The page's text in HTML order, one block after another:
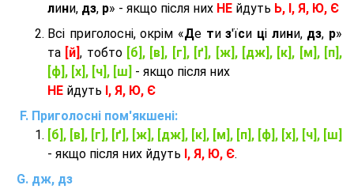
лини, дз, р» - якщо після них НЕ йдуть Ь, І, Я, Ю, Є
Всі приголосні, окрім «Де тиз'їси ці лини, дз, р»
та [й], тобто [б], [в], [г], [ґ], [ж], [дж], [к], [м], [п],
[ф], [х], [ч], [ш] - якщо після них
НЕ йдуть І, Я, Ю, Є
Приголосні пом'якшені:
[б], [в], [г], [ґ], [ж], [дж], [к], [м], [п], [ф], [х], [ч], [ш]
- якщо після них йдуть І, Я, Ю, Є.
дж, дз